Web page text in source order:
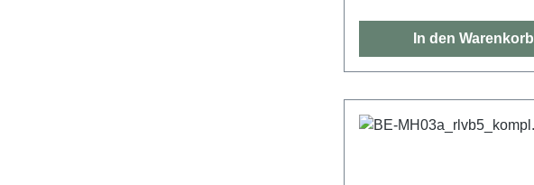
In den Warenkorb